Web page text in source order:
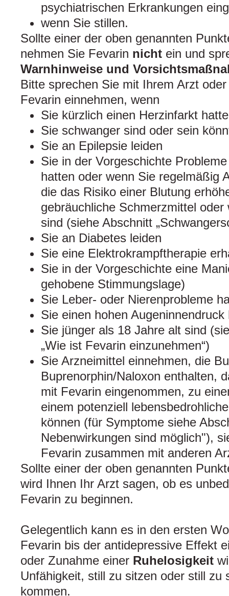
psychiatrischen Erkrankungen
wenn Sie stillen.
Sollte einer der oben genannten
nehmen Sie Fevarin nicht ein und
Warnhinweise und
Bitte sprechen Sie mit Ihrem Arzt
Fevarin einnehmen, wenn
Sie kürzlich einen Herzinfarkt
Sie schwanger sind oder sein
Sie an Epilepsie leiden
Sie in der Vorgeschichte
hatten oder wenn Sie regelmäßig
die das Risiko einer Blutung
gebräuchliche Schmerzmittel
sind (siehe Abschnitt
Sie an Diabetes leiden
Sie eine Elektrokrampftherapie
Sie in der Vorgeschichte eine
gehobene Stimmungslage)
Sie Leber- oder Nierenprobleme
Sie einen hohen
Sie jünger als 18 Jahre alt sind
„Wie ist Fevarin einzunehmen“)
Sie Arzneimittel einnehmen, die
Buprenorphin/Naloxon enthalten,
mit Fevarin eingenommen, zu
einem potenziell
können (für Symptome siehe
Nebenwirkungen sind möglich"),
Fevarin zusammen mit anderen
Sollte einer der oben genannten
wird Ihnen Ihr Arzt sagen, ob es
Fevarin zu beginnen.
Gelegentlich kann es in den ersten
Fevarin bis der antidepressive Effekt
oder Zunahme einer Ruhelosigkeit
Unfähigkeit, still zu sitzen oder still zu
kommen.